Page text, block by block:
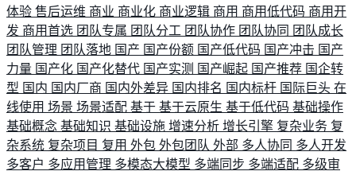
体验 售后运维 商业 商业化 商业逻辑 商用 商用低代码 商用开
发 商用首选 团队专属 团队分工 团队协作 团队协同 团队成长
团队管理 团队落地 国产 国产份额 国产低代码 国产冲击 国产
力量 国产化 国产化替代 国产实测 国产崛起 国产推荐 国企转
型 国内 国内厂商 国内外差异 国内排名 国内标杆 国际巨头 在
线使用 场景 场景适配 基于 基于云原生 基于低代码 基础操作
基础概念 基础知识 基础设施 增速分析 增长引擎 复杂业务 复
杂系统 复杂项目 复用 外包 外包团队 外部 多人协同 多人开发
多客户 多应用管理 多模态大模型 多端同步 多端适配 多级审